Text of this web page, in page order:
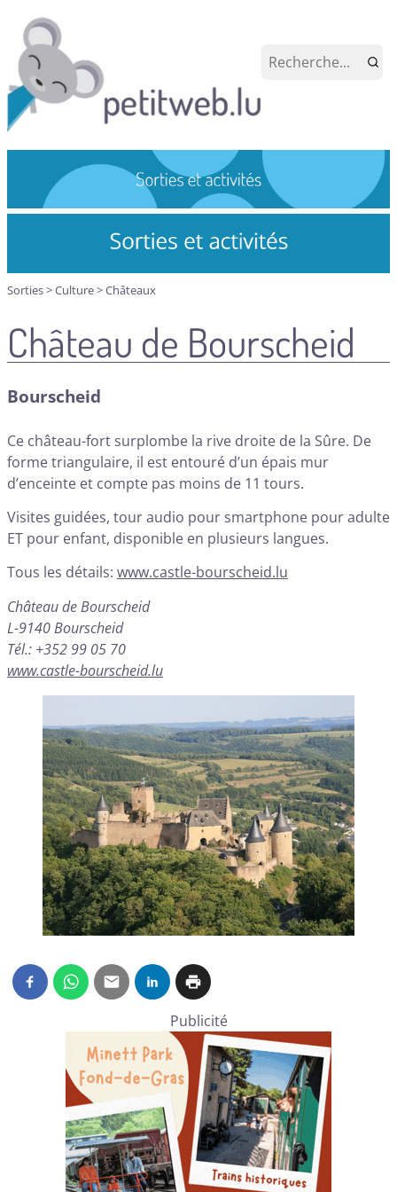
Sorties>Culture>Châteaux
Château de Bourscheid
Bourscheid
Ce château-fort surplombe la rive droite de la Sûre. De
forme triangulaire, il est entouré d’un épais mur
d’enceinte et compte pas moins de 11 tours.
Visites guidées, tour audio pour smartphone pour adulte
ET pour enfant, disponible en plusieurs langues.
Tous les détails: www.castle-bourscheid.lu
Château de Bourscheid
L-9140 Bourscheid
Tél.: +352 99 05 70
www.castle-bourscheid.lu
Publicité